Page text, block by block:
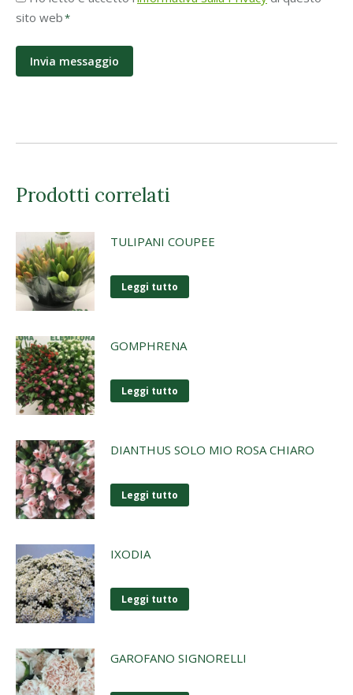
Privacy
sito web*
Prodotti correlati
TULIPANI COUPEE
Leggi tutto
GOMPHRENA
Leggi tutto
DIANTHUS SOLO MIO ROSA CHIARO
Leggi tutto
IXODIA
Leggi tutto
GAROFANO SIGNORELLI